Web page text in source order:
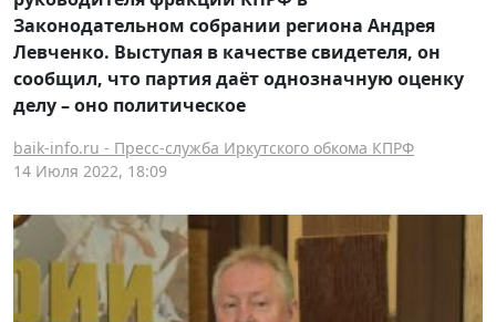
Законодательном собрании региона Андрея
Левченко. Выступая в качестве свидетеля, он
сообщил, что партия даёт однозначную оценку
делу – оно политическое
baik-info.ru - Пресс-служба Иркутского обкома КПРФ
14 Июля 2022, 18:09